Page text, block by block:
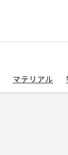
マテリアル